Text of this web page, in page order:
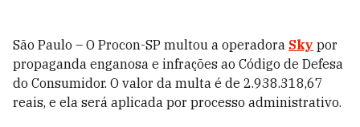
São Paulo – O Procon-SP multou a operadora Sky por
propaganda enganosa e infrações ao Código de Defesa
do Consumidor. O valor da multa é de 2.938.318,67
reais, e ela será aplicada por processo administrativo.